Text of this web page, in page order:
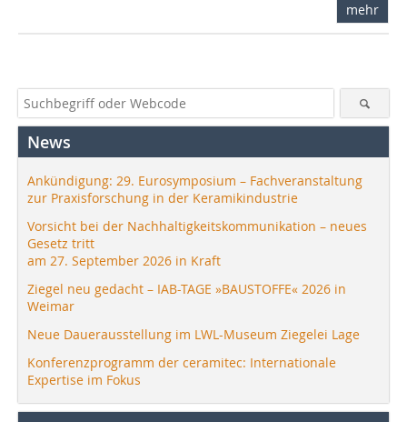
mehr
News
Ankündigung: 29. Eurosymposium – Fachveranstaltung
zur Praxisforschung in der Keramikindustrie
Vorsicht bei der Nachhaltigkeitskommunikation – neues
Gesetz tritt
am 27. September 2026 in Kraft
Ziegel neu gedacht – IAB-TAGE »BAUSTOFFE« 2026 in
Weimar
Neue Dauerausstellung im LWL-Museum Ziegelei Lage
Konferenzprogramm der ceramitec: Internationale
Expertise im Fokus